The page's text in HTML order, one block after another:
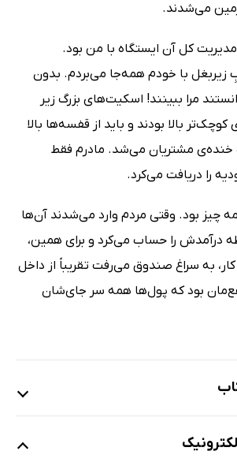
زمین می‌شدند.
کل آن ایستگاه با من بود.
زیربغل با خودم همه‌جا می‌بردم. بدون
مرا ببینند! اسکیت‌های بزرگ زیر
بالا بودند و باید از قفسه‌ها بالا
خنده‌ی مشتریان می‌شد. مادرم فقط
را دریافت می‌کرد.
چیز بود. وقتی مردم وارد می‌شدند آن‌ها
درآمدش را حساب می‌کرد و برای همین،
به‌ سراغ صندوق می‌رفت تقریباً از داخل
بود که پول‌ها همه سر جای‌شان